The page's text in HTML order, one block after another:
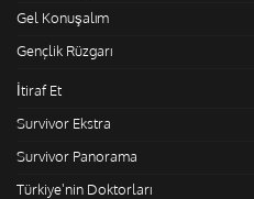
Gel Konuşalım
Gençlik Rüzgarı
İtiraf Et
Survivor Ekstra
Survivor Panorama
Türkiye'nin Doktorları